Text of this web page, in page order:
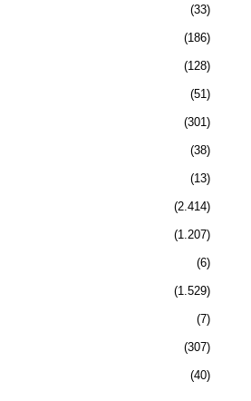
33
186
128
51
301
38
13
2.414
1.207
6
1.529
7
307
40